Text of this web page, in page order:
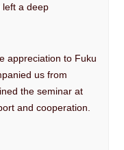
left a deep
appreciation to Fuku
us from
the seminar at
and cooperation.